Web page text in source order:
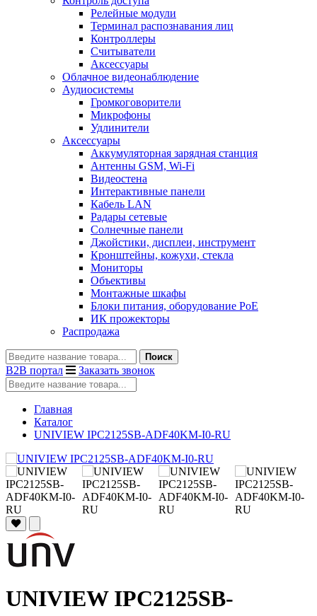
Релейные модули
Терминал распознавания лиц
Контроллеры
Считыватели
Аксессуары
Облачное видеонаблюдение
Аудиосистемы
Громкоговорители
Микрофоны
Удлинители
Аксессуары
Аккумуляторная зарядная станция
Антенны GSM, Wi-Fi
Видеостена
Интерактивные панели
Кабель LAN
Радары сетевые
Солнечные панели
Джойстики, дисплеи, инструмент
Кронштейны, кожухи, стекла
Мониторы
Объективы
Монтажные шкафы
Блоки питания, оборудование PoE
ИК прожекторы
Распродажа
Поиск
B2B портал Заказать звонок
Главная
Каталог
UNIVIEW IPC2125SB-ADF40KM-I0-RU
UNIVIEW IPC2125SB-